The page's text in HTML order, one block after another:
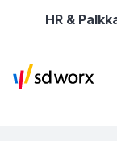
HR &